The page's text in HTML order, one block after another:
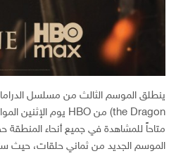
الموسم الجديد من ثماني حلقات، حيث